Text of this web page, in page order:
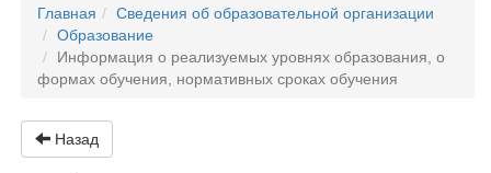
Главная
Сведения об образовательной организации
Образование
Информация о реализуемых уровнях образования, о
формах обучения, нормативных сроках обучения
Назад